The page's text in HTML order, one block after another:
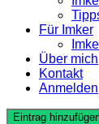
Für Imker
Über mich
Kontakt
Anmelden
Eintrag